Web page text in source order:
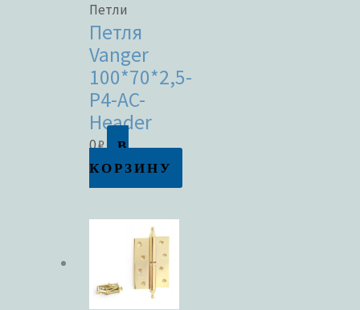
Петли
Петля
Vanger
100*70*2,5-
P4-AC-
Header
0₽
В
КОРЗИНУ